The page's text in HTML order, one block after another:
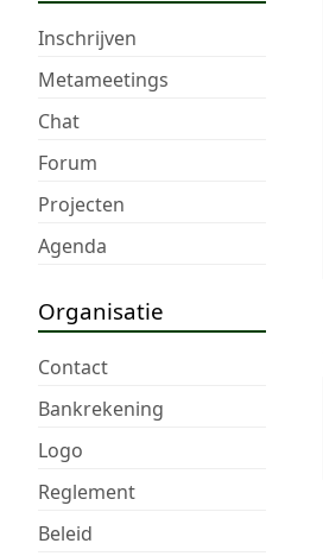
Inschrijven
Metameetings
Chat
Forum
Projecten
Agenda
Organisatie
Contact
Bankrekening
Logo
Reglement
Beleid